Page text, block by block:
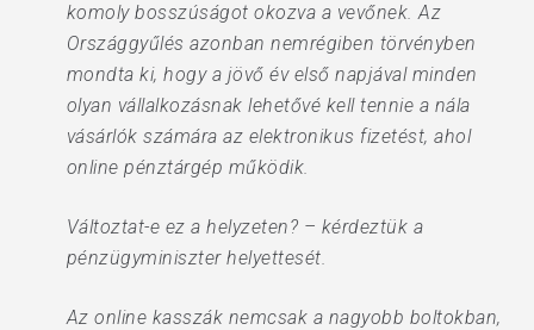
komoly bosszúságot okozva a vevőnek. Az
Országgyűlés azonban nemrégiben törvényben
mondta ki, hogy a jövő év első napjával minden
olyan vállalkozásnak lehetővé kell tennie a nála
vásárlók számára az elektronikus fizetést, ahol
online pénztárgép működik.
Változtat-e ez a helyzeten? – kérdeztük a
pénzügyminiszter helyettesét.
Az online kasszák nemcsak a nagyobb boltokban,